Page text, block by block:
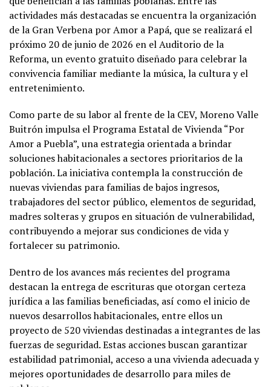
actividades más destacadas se encuentra la organización
de la Gran Verbena por Amor a Papá, que se realizará el
próximo 20 de junio de 2026 en el Auditorio de la
Reforma, un evento gratuito diseñado para celebrar la
convivencia familiar mediante la música, la cultura y el
entretenimiento.
Como parte de su labor al frente de la CEV, Moreno Valle
Buitrón impulsa el Programa Estatal de Vivienda “Por
Amor a Puebla”, una estrategia orientada a brindar
soluciones habitacionales a sectores prioritarios de la
población. La iniciativa contempla la construcción de
nuevas viviendas para familias de bajos ingresos,
trabajadores del sector público, elementos de seguridad,
madres solteras y grupos en situación de vulnerabilidad,
contribuyendo a mejorar sus condiciones de vida y
fortalecer su patrimonio.
Dentro de los avances más recientes del programa
destacan la entrega de escrituras que otorgan certeza
jurídica a las familias beneficiadas, así como el inicio de
nuevos desarrollos habitacionales, entre ellos un
proyecto de 520 viviendas destinadas a integrantes de las
fuerzas de seguridad. Estas acciones buscan garantizar
estabilidad patrimonial, acceso a una vivienda adecuada y
mejores oportunidades de desarrollo para miles de